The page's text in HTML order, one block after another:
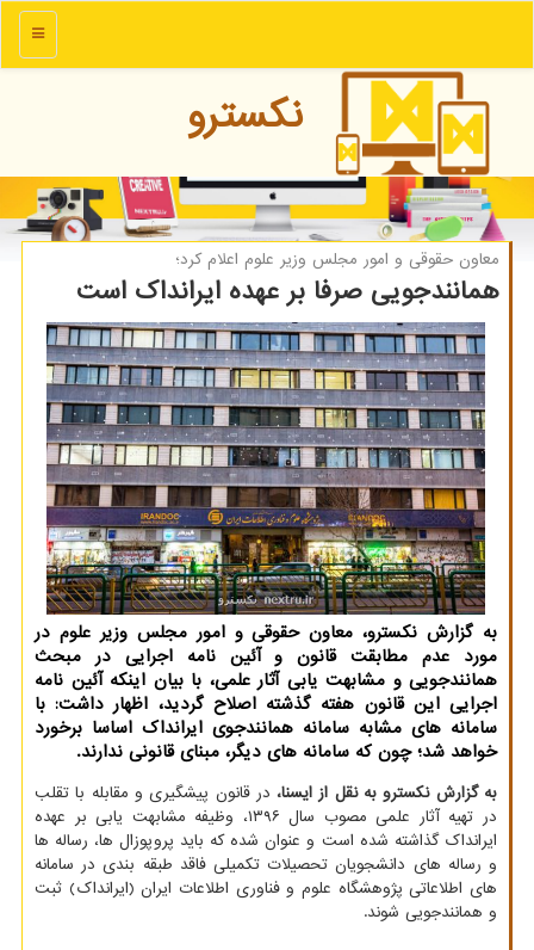
منو
نكسترو
معاون حقوقی و امور مجلس وزیر علوم اعلام كرد؛
همانندجویی صرفا بر عهده ایرانداک است
به گزارش نکسترو، معاون حقوقی و امور مجلس وزیر علوم در
مورد عدم مطابقت قانون و آئین نامه اجرایی در مبحث
همانندجویی و مشابهت یابی آثار علمی، با بیان اینکه آئین نامه
اجرایی این قانون هفته گذشته اصلاح گردید، اظهار داشت: با
سامانه های مشابه سامانه همانندجوی ایرانداک اساسا برخورد
خواهد شد؛ چون که سامانه های دیگر، مبنای قانونی ندارند.
به گزارش نکسترو به نقل از ایسنا، در قانون پیشگیری و مقابله با تقلب
در تهیه آثار علمی مصوب سال ۱۳۹۶، وظیفه مشابهت یابی بر عهده
ایرانداک گذاشته شده است و عنوان شده که باید پروپوزال ها، رساله ها
و رساله های دانشجویان تحصیلات تکمیلی فاقد طبقه بندی در سامانه
های اطلاعاتی پژوهشگاه علوم و فناوری اطلاعات ایران (ایرانداک) ثبت
و همانندجویی شوند.